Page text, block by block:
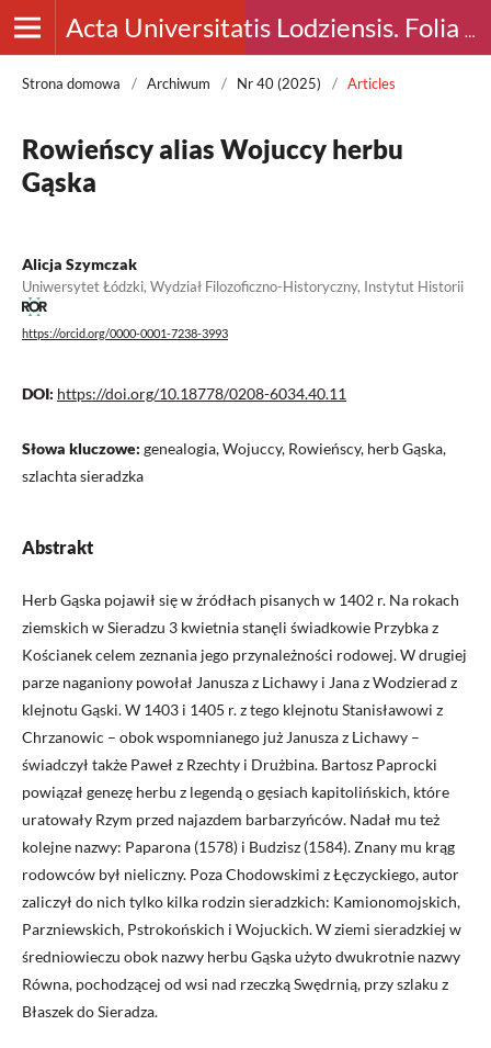
Acta Universitatis Lodziensis. Folia Archaeologica
Strona domowa / Archiwum / Nr 40 (2025) / Articles
Rowieńscy alias Wojuccy herbu
Gąska
Alicja Szymczak
Uniwersytet Łódzki, Wydział Filozoficzno-Historyczny, Instytut Historii
https://orcid.org/0000-0001-7238-3993
DOI: https://doi.org/10.18778/0208-6034.40.11
Słowa kluczowe: genealogia, Wojuccy, Rowieńscy, herb Gąska,
szlachta sieradzka
Abstrakt
Herb Gąska pojawił się w źródłach pisanych w 1402 r. Na rokach
ziemskich w Sieradzu 3 kwietnia stanęli świadkowie Przybka z
Kościanek celem zeznania jego przynależności rodowej. W drugiej
parze naganiony powołał Janusza z Lichawy i Jana z Wodzierad z
klejnotu Gąski. W 1403 i 1405 r. z tego klejnotu Stanisławowi z
Chrzanowic – obok wspomnianego już Janusza z Lichawy –
świadczył także Paweł z Rzechty i Drużbina. Bartosz Paprocki
powiązał genezę herbu z legendą o gęsiach kapitolińskich, które
uratowały Rzym przed najazdem barbarzyńców. Nadał mu też
kolejne nazwy: Paparona (1578) i Budzisz (1584). Znany mu krąg
rodowców był nieliczny. Poza Chodowskimi z Łęczyckiego, autor
zaliczył do nich tylko kilka rodzin sieradzkich: Kamionomojskich,
Parzniewskich, Pstrokońskich i Wojuckich. W ziemi sieradzkiej w
średniowieczu obok nazwy herbu Gąska użyto dwukrotnie nazwy
Równa, pochodzącej od wsi nad rzeczką Swędrnią, przy szlaku z
Błaszek do Sieradza.